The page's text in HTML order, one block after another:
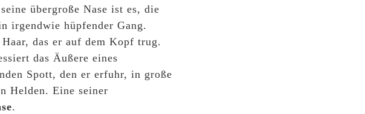
übergroße Nase ist es, die
irgendwie hüpfender Gang.
das er auf dem Kopf trug.
das Äußere eines
Spott, den er erfuhr, in große
Helden. Eine seiner
.